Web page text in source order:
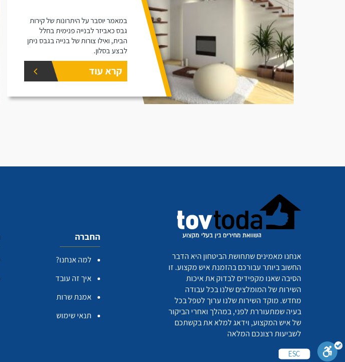
במאמר יוסבר על היתרונות של קירות
גבס כאביזר לבנייה פנימית בחלל
הבית, ואילו צורות של בנייה בגבס ניתן
לבצע בסלון.
קרא עוד
אנחנו מאמינים שתחושת הביטחון היא הדבר
החשוב ביותר עבורכם בהזמנת איש מקצוע. זו
הסיבה שאנו מקפידים לבדוק את איכות
השירות של המומלצים שלנו בכל עבודה
מחדש. מוקד השירות שלנו ערוך לטפל בכל
בעיה שמתעוררת לפני, במהלך ואחרי הביקור
של איש המקצוע, וידאג למלא את בקשתכם
לשביעות רצונכם המלאה
החברה
למה אנחנו?
איך זה עובד
אמנת שרות
תנאי שימוש
ESC